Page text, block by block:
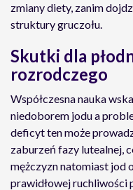
zmiany diety, zanim
struktury gruczołu.
Skutki dla
rozrodczego
Współczesna nauka
niedoborem jodu a
deficyt ten może
zaburzeń fazy lutealnej,
mężczyzn natomiast jod
prawidłowej ruchliwości